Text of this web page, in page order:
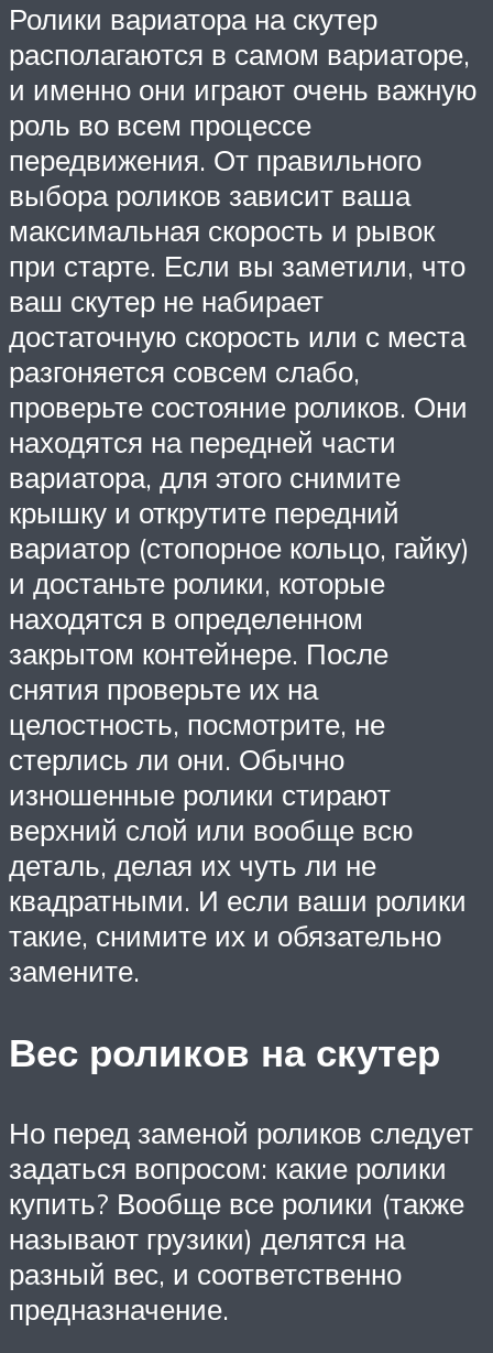
Ролики вариатора на скутер
располагаются в самом вариаторе,
и именно они играют очень важную
роль во всем процессе
передвижения. От правильного
выбора роликов зависит ваша
максимальная скорость и рывок
при старте. Если вы заметили, что
ваш скутер не набирает
достаточную скорость или с места
разгоняется совсем слабо,
проверьте состояние роликов. Они
находятся на передней части
вариатора, для этого снимите
крышку и открутите передний
вариатор (стопорное кольцо, гайку)
и достаньте ролики, которые
находятся в определенном
закрытом контейнере. После
снятия проверьте их на
целостность, посмотрите, не
стерлись ли они. Обычно
изношенные ролики стирают
верхний слой или вообще всю
деталь, делая их чуть ли не
квадратными. И если ваши ролики
такие, снимите их и обязательно
замените.
Вес роликов на скутер
Но перед заменой роликов следует
задаться вопросом: какие ролики
купить? Вообще все ролики (также
называют грузики) делятся на
разный вес, и соответственно
предназначение.